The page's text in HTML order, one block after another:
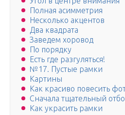
Полная асимметрия
Несколько акцентов
Два квадрата
Заведем хоровод
По порядку
Есть где разгуляться!
№17. Пустые рамки
Картины
Как красиво повесить
Сначала тщательный
Как украсить рамки